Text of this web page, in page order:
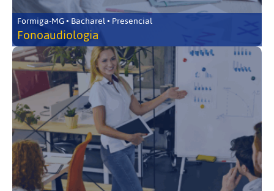
Formiga-MG • Bacharel • Presencial
Fonoaudiologia